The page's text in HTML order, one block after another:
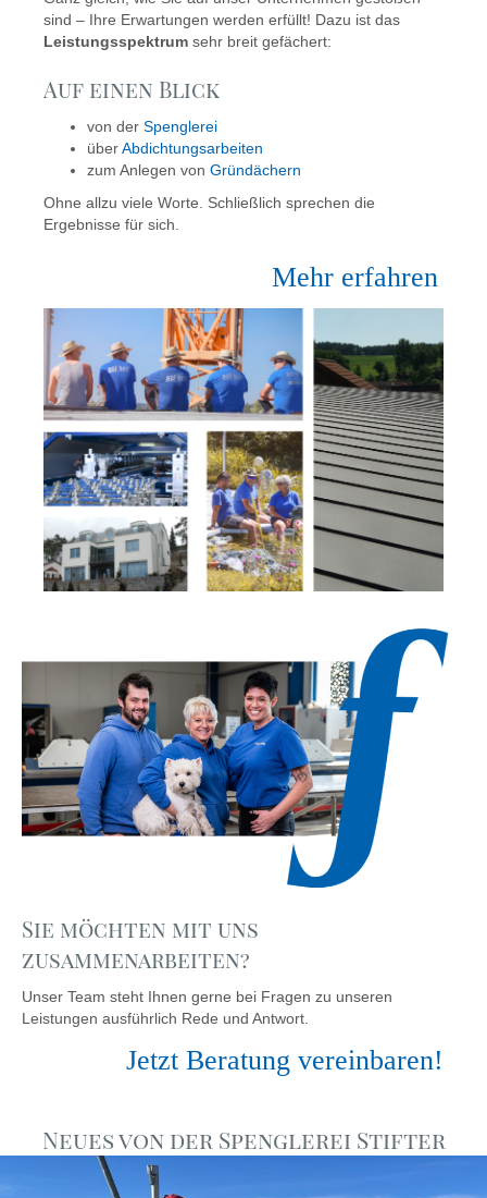
sind – Ihre Erwartungen werden erfüllt! Dazu ist das
Leistungsspektrum sehr breit gefächert:
Auf einen Blick
von der Spenglerei
überAbdichtungsarbeiten
zum Anlegen von Gründächern
Ohne allzu viele Worte. Schließlich sprechen die
Ergebnisse für sich.
Mehr erfahren
Sie möchten mit uns
zusammenarbeiten?
Unser Team steht Ihnen gerne bei Fragen zu unseren
Leistungen ausführlich Rede und Antwort.
Jetzt Beratung vereinbaren!
Neues von der Spenglerei Stifter